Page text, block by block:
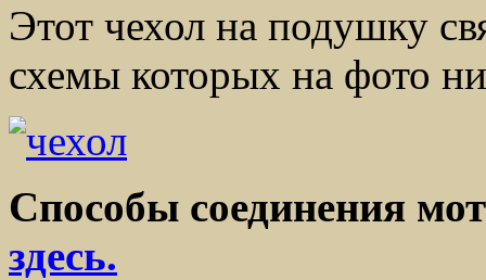
Этот чехол на подушку
схемы которых на фото
Способы соединения
здесь.